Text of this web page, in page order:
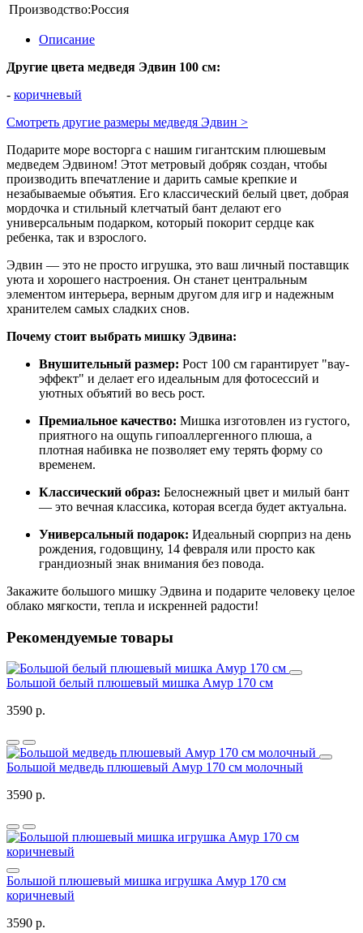
Производство:Россия
Описание
Другие цвета медведя Эдвин 100 см:
- коричневый
Смотреть другие размеры медведя Эдвин >
Подарите море восторга с нашим гигантским плюшевым
медведем Эдвином! Этот метровый добряк создан, чтобы
производить впечатление и дарить самые крепкие и
незабываемые объятия. Его классический белый цвет, добрая
мордочка и стильный клетчатый бант делают его
универсальным подарком, который покорит сердце как
ребенка, так и взрослого.
Эдвин — это не просто игрушка, это ваш личный поставщик
уюта и хорошего настроения. Он станет центральным
элементом интерьера, верным другом для игр и надежным
хранителем самых сладких снов.
Почему стоит выбрать мишку Эдвина:
Внушительный размер: Рост 100 см гарантирует "вау-
эффект" и делает его идеальным для фотосессий и
уютных объятий во весь рост.
Премиальное качество: Мишка изготовлен из густого,
приятного на ощупь гипоаллергенного плюша, а
плотная набивка не позволяет ему терять форму со
временем.
Классический образ: Белоснежный цвет и милый бант
— это вечная классика, которая всегда будет актуальна.
Универсальный подарок: Идеальный сюрприз на день
рождения, годовщину, 14 февраля или просто как
грандиозный знак внимания без повода.
Закажите большого мишку Эдвина и подарите человеку целое
облако мягкости, тепла и искренней радости!
Рекомендуемые товары
Большой белый плюшевый мишка Амур 170 см
3590 р.
Большой медведь плюшевый Амур 170 см молочный
3590 р.
Большой плюшевый мишка игрушка Амур 170 см
коричневый
3590 р.